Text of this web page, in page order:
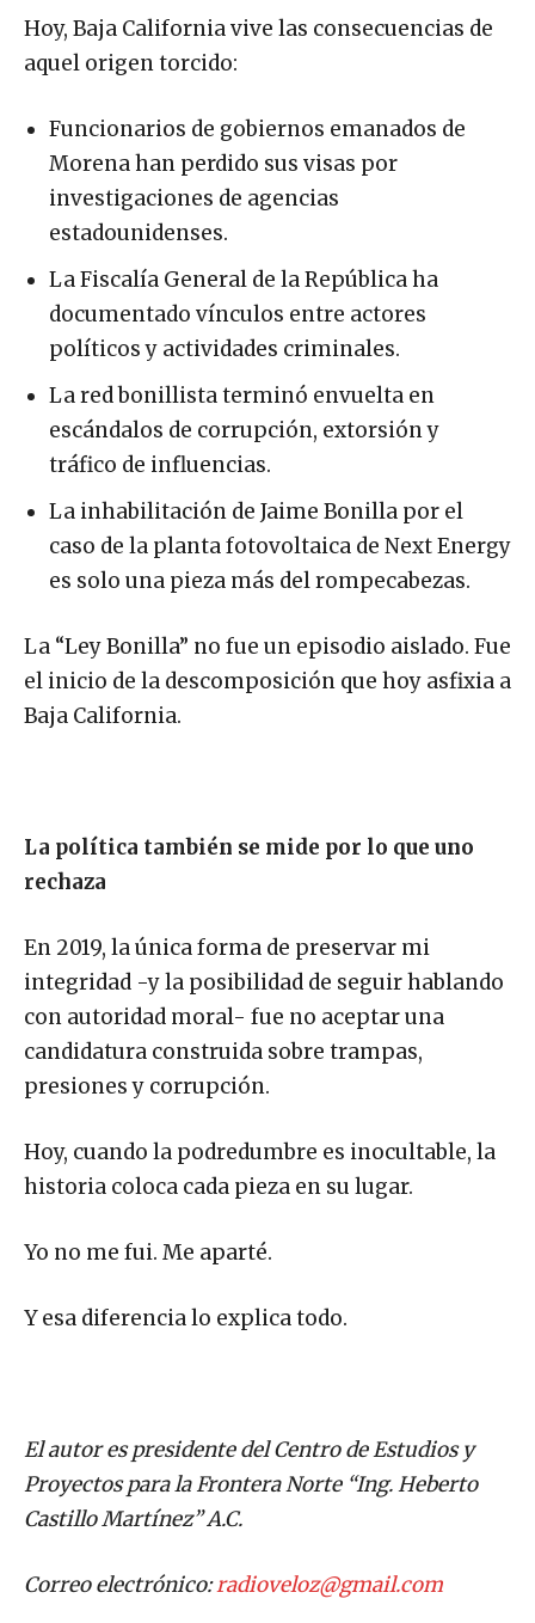
Hoy, Baja California vive las consecuencias de
aquel origen torcido:
Funcionarios de gobiernos emanados de
Morena han perdido sus visas por
investigaciones de agencias
estadounidenses.
La Fiscalía General de la República ha
documentado vínculos entre actores
políticos y actividades criminales.
La red bonillista terminó envuelta en
escándalos de corrupción, extorsión y
tráfico de influencias.
La inhabilitación de Jaime Bonilla por el
caso de la planta fotovoltaica de Next Energy
es solo una pieza más del rompecabezas.
La “Ley Bonilla” no fue un episodio aislado. Fue
el inicio de la descomposición que hoy asfixia a
Baja California.
La política también se mide por lo que uno
rechaza
En 2019, la única forma de preservar mi
integridad -y la posibilidad de seguir hablando
con autoridad moral- fue no aceptar una
candidatura construida sobre trampas,
presiones y corrupción.
Hoy, cuando la podredumbre es inocultable, la
historia coloca cada pieza en su lugar.
Yo no me fui. Me aparté.
Y esa diferencia lo explica todo.
El autor es presidente del Centro de Estudios y
Proyectos para la Frontera Norte “Ing. Heberto
Castillo Martínez” A.C.
Correo electrónico:radioveloz@gmail.com